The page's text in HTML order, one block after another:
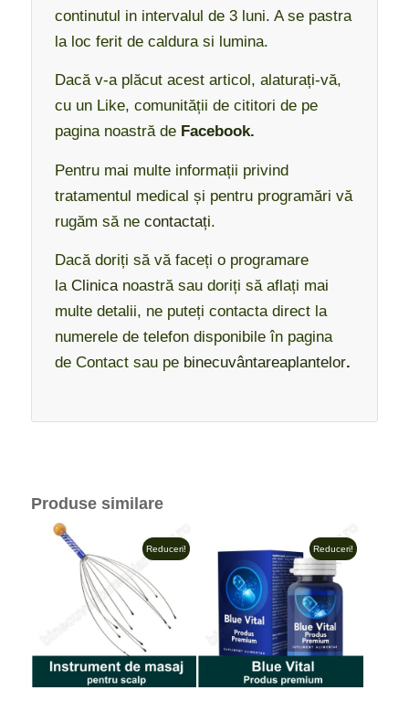
continutul in intervalul de 3 luni. A se pastra
la loc ferit de caldura si lumina.
Dacă v-a plăcut acest articol, alaturați-vă,
cu un Like, comunității de cititori de pe
pagina noastră de Facebook.
Pentru mai multe informații privind
tratamentul medical și pentru programări vă
rugăm să ne contactați.
Dacă doriți să vă faceți o programare
la Clinicanoastră sau doriți să aflați mai
multe detalii, ne puteți contacta direct la
numerele de telefon disponibile în pagina
de Contact sau pe binecuvântareaplantelor.
Produse similare
Reduceri! Reduceri!